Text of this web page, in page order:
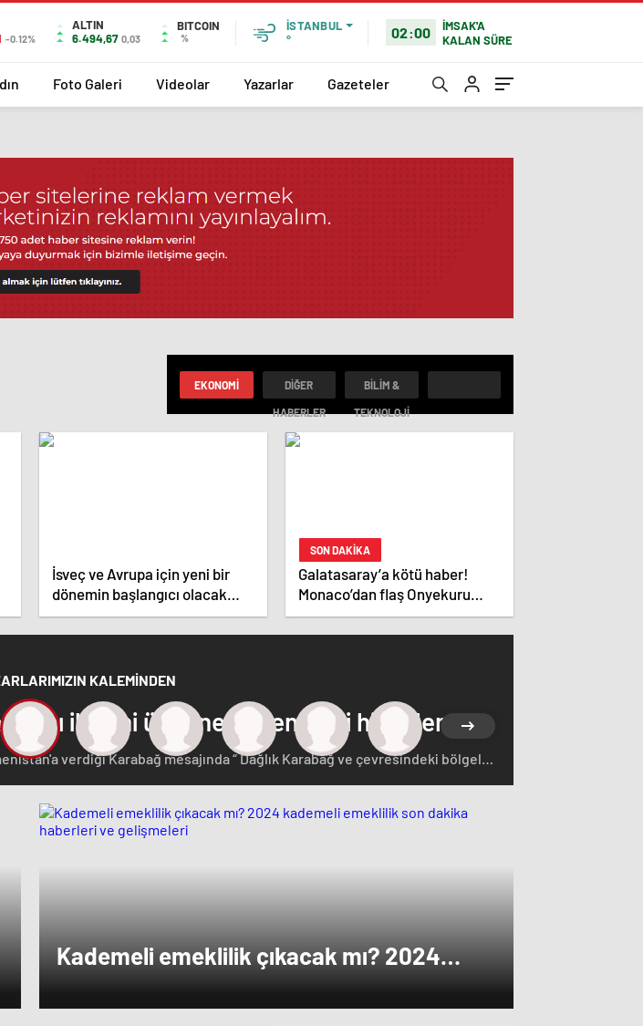
-0.12%
ALTIN
6.494,67 0,03
BITCOIN
%
İSTANBUL
°
02:00
İMSAK'A
KALAN SÜRE
Foto Galeri Videolar Yazarlar Gazeteler
EKONOMI DIĞER
HABERLER
BILIM &
TEKNOLOJI
İsveç ve Avrupa için yeni bir
dönemin başlangıcı olacak
kararlar.
SON DAKİKA
Galatasaray’a kötü haber!
Monaco’dan flaş Onyekuru
kararı.
KALEMİNDEN
ilgisini üzerine çeken yerli hisseler
verdiği Karabağ mesajında “ Dağlık Karabağ ve çevresindeki bölgeler
Ermenistan'a verdiği desteği saklamayan Fransa Cumhurbaşkanı Macron
dikkat çeken bir ziyaret gerçekleştirdi.
Kademeli emeklilik çıkacak mı? 2024
kademeli emeklilik son dakika haberleri ve
gelişmeleri